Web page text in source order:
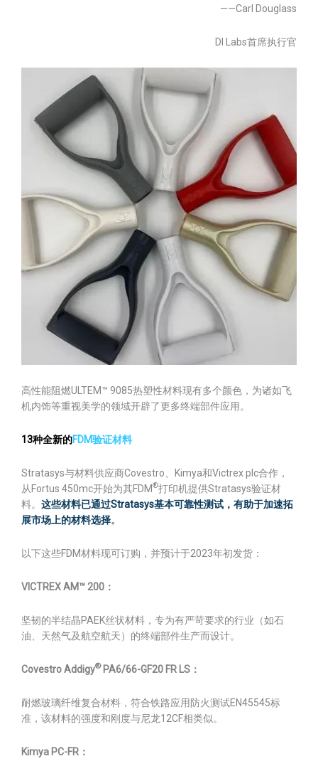
——Carl Douglass
DI Labs首席执行官
高性能阻燃ULTEM™ 9085热塑性材料现有多个颜色，为诸如飞
机内饰等重视美学的领域开辟了更多终端部件应用。
13种全新的FDM验证材料
Stratasys与材料供应商Covestro、Kimya和Victrex plc合作，
从Fortus 450mc开始为其FDM®打印机提供Stratasys验证材
料。 这些材料已通过Stratasys基本可靠性测试，有助于加速拓
展市场上的材料选择。
以下这些FDM材料现可订购，并预计于2023年初发货：
VICTREX AM™ 200 ：
坚韧的半结晶PAEK丝状材料，专为有严苛要求的行业（如石
油、天然气及航空航天）的终端部件生产而设计。
Covestro Addigy®PA6/66-GF20 FR LS ：
耐燃玻璃纤维复合材料，符合铁路应用防火测试EN45545标
准，该材料的强度和刚度与尼龙12CF相类似。
Kimya PC-FR ：